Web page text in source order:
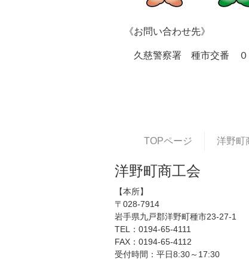
《お問い合わせ先》
久慈警察署 種市交番 ０
TOPページ 洋野町
洋野町商工会
【本所】
〒028-7914
岩手県九戸郡洋野町種市23-27-1
TEL：0194-65-4111
FAX：0194-65-4112
受付時間：平日8:30～17:30